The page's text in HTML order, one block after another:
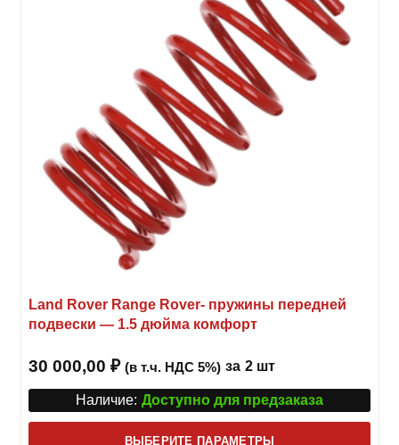
Land Rover Range Rover- пружины передней
подвески — 1.5 дюйма комфорт
30 000,00 ₽ (в т.ч. НДС 5%) за 2 шт
Наличие: Доступно для предзаказа
ВЫБЕРИТЕ ПАРАМЕТРЫ